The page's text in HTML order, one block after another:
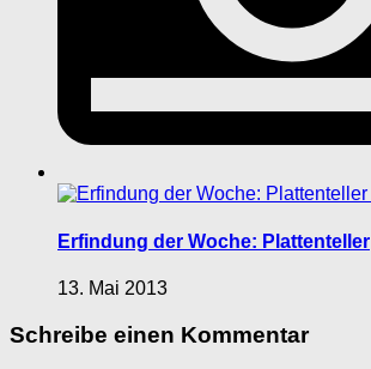
Erfindung der Woche: Plattenteller
13. Mai 2013
Schreibe einen Kommentar